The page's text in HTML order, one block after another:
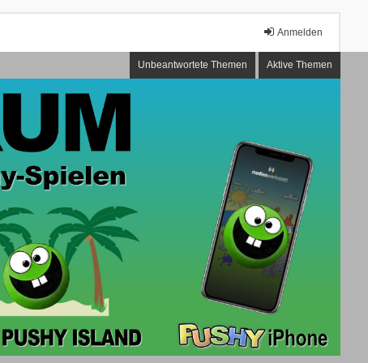
Anmelden
Unbeantwortete Themen Aktive Themen